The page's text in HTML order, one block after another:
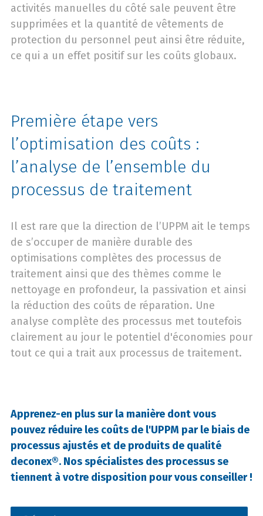
activités manuelles du côté sale peuvent être
supprimées et la quantité de vêtements de
protection du personnel peut ainsi être réduite,
ce qui a un effet positif sur les coûts globaux.
Première étape vers
l’optimisation des coûts :
l’analyse de l’ensemble du
processus de traitement
Il est rare que la direction de l’UPPM ait le temps
de s’occuper de manière durable des
optimisations complètes des processus de
traitement ainsi que des thèmes comme le
nettoyage en profondeur, la passivation et ainsi
la réduction des coûts de réparation. Une
analyse complète des processus met toutefois
clairement au jour le potentiel d'économies pour
tout ce qui a trait aux processus de traitement.
Apprenez-en plus sur la manière dont vous
pouvez réduire les coûts de l'UPPM par le biais de
processus ajustés et de produits de qualité
deconex®. Nos spécialistes des processus se
tiennent à votre disposition pour vous conseiller !